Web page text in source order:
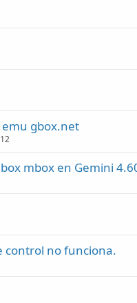
gbox.net
mbox en Gemini
control no funciona.